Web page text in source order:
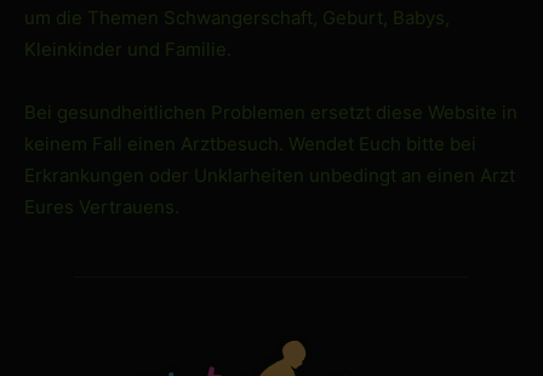
um die Themen Schwangerschaft, Geburt, Babys,
Kleinkinder und Familie.
Bei gesundheitlichen Problemen ersetzt diese Website in
keinem Fall einen Arztbesuch. Wendet Euch bitte bei
Erkrankungen oder Unklarheiten unbedingt an einen Arzt
Eures Vertrauens.